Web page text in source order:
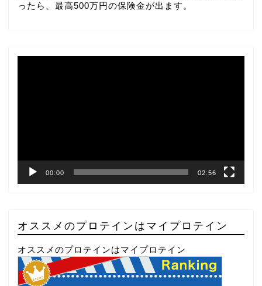
ったら、最高500万円の保険金が出ます。
00:00 02:56
オススメのプロテインはマイプロテイン
オススメのプロテインはマイプロテイン